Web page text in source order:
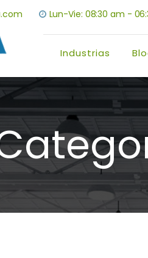
Lun-Vie: 08:30 am -
Industrias